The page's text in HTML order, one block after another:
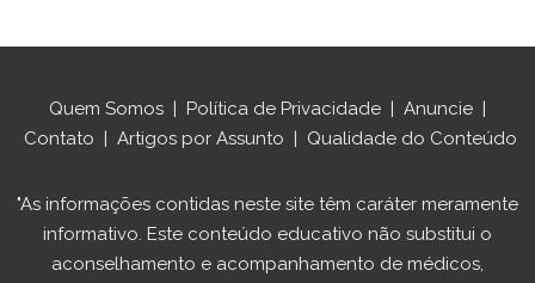
Quem Somos | Política de Privacidade | Anuncie |
Contato | Artigos por Assunto | Qualidade do Conteúdo
"As informações contidas neste site têm caráter meramente
informativo. Este conteúdo educativo não substitui o
aconselhamento e acompanhamento de médicos,